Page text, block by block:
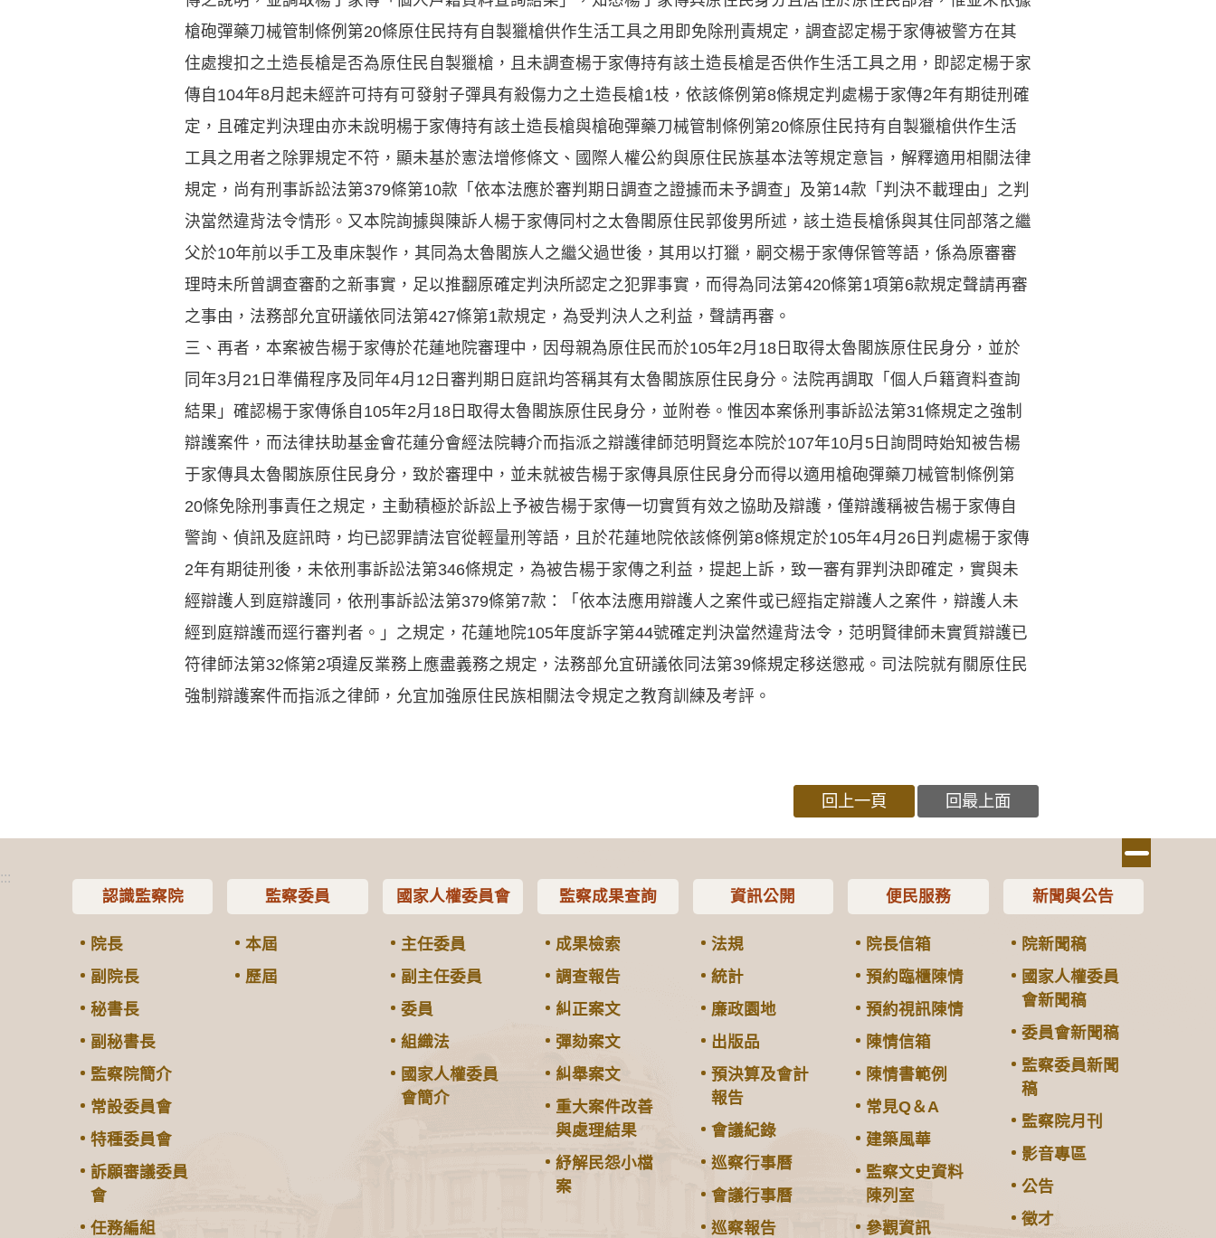
槍砲彈藥刀械管制條例第20條原住民持有自製獵槍供作生活工具之用即免除刑責規定，調查認定楊于家傳被警方在其
住處搜扣之土造長槍是否為原住民自製獵槍，且未調查楊于家傳持有該土造長槍是否供作生活工具之用，即認定楊于家
傳自104年8月起未經許可持有可發射子彈具有殺傷力之土造長槍1枝，依該條例第8條規定判處楊于家傳2年有期徒刑確
定，且確定判決理由亦未說明楊于家傳持有該土造長槍與槍砲彈藥刀械管制條例第20條原住民持有自製獵槍供作生活
工具之用者之除罪規定不符，顯未基於憲法增修條文、國際人權公約與原住民族基本法等規定意旨，解釋適用相關法律
規定，尚有刑事訴訟法第379條第10款「依本法應於審判期日調查之證據而未予調查」及第14款「判決不載理由」之判
決當然違背法令情形。又本院詢據與陳訴人楊于家傳同村之太魯閣原住民郭俊男所述，該土造長槍係與其住同部落之繼
父於10年前以手工及車床製作，其同為太魯閣族人之繼父過世後，其用以打獵，嗣交楊于家傳保管等語，係為原審審
理時未所曾調查審酌之新事實，足以推翻原確定判決所認定之犯罪事實，而得為同法第420條第1項第6款規定聲請再審
之事由，法務部允宜研議依同法第427條第1款規定，為受判決人之利益，聲請再審。
三、再者，本案被告楊于家傳於花蓮地院審理中，因母親為原住民而於105年2月18日取得太魯閣族原住民身分，並於
同年3月21日準備程序及同年4月12日審判期日庭訊均答稱其有太魯閣族原住民身分。法院再調取「個人戶籍資料查詢
結果」確認楊于家傳係自105年2月18日取得太魯閣族原住民身分，並附卷。惟因本案係刑事訴訟法第31條規定之強制
辯護案件，而法律扶助基金會花蓮分會經法院轉介而指派之辯護律師范明賢迄本院於107年10月5日詢問時始知被告楊
于家傳具太魯閣族原住民身分，致於審理中，並未就被告楊于家傳具原住民身分而得以適用槍砲彈藥刀械管制條例第
20條免除刑事責任之規定，主動積極於訴訟上予被告楊于家傳一切實質有效之協助及辯護，僅辯護稱被告楊于家傳自
警詢、偵訊及庭訊時，均已認罪請法官從輕量刑等語，且於花蓮地院依該條例第8條規定於105年4月26日判處楊于家傳
2年有期徒刑後，未依刑事訴訟法第346條規定，為被告楊于家傳之利益，提起上訴，致一審有罪判決即確定，實與未
經辯護人到庭辯護同，依刑事訴訟法第379條第7款：「依本法應用辯護人之案件或已經指定辯護人之案件，辯護人未
經到庭辯護而逕行審判者。」之規定，花蓮地院105年度訴字第44號確定判決當然違背法令，范明賢律師未實質辯護已
符律師法第32條第2項違反業務上應盡義務之規定，法務部允宜研議依同法第39條規定移送懲戒。司法院就有關原住民
強制辯護案件而指派之律師，允宜加強原住民族相關法令規定之教育訓練及考評。
回上一頁 回最上面
:::
認識監察院
院長
副院長
秘書長
副秘書長
監察院簡介
常設委員會
特種委員會
訴願審議委員
會
任務編組
監察委員
本屆
歷屆
國家人權委員會
主任委員
副主任委員
委員
組織法
國家人權委員
會簡介
監察成果查詢
成果檢索
調查報告
糾正案文
彈劾案文
糾舉案文
重大案件改善
與處理結果
紓解民怨小檔
案
資訊公開
法規
統計
廉政園地
出版品
預決算及會計
報告
會議紀錄
巡察行事曆
會議行事曆
巡察報告
便民服務
院長信箱
預約臨櫃陳情
預約視訊陳情
陳情信箱
陳情書範例
常見Q＆A
建築風華
監察文史資料
陳列室
參觀資訊
新聞與公告
院新聞稿
國家人權委員
會新聞稿
委員會新聞稿
監察委員新聞
稿
監察院月刊
影音專區
公告
徵才